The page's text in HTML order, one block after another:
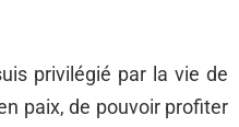
privilégié par la vie de
paix, de pouvoir profiter